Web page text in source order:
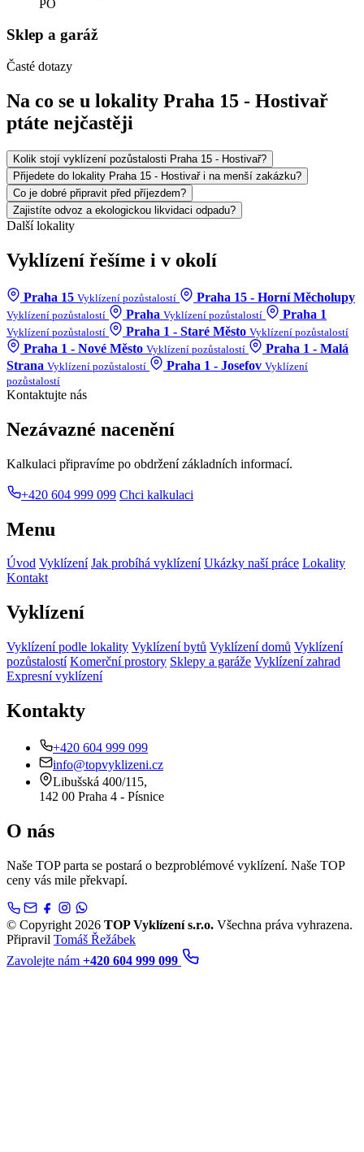
PO
Sklep a garáž
Časté dotazy
Na co se u lokality Praha 15 - Hostivař
ptáte nejčastěji
Kolik stojí vyklízení pozůstalosti Praha 15 - Hostivař?
Přijedete do lokality Praha 15 - Hostivař i na menší zakázku?
Co je dobré připravit před příjezdem?
Zajistíte odvoz a ekologickou likvidaci odpadu?
Další lokality
Vyklízení řešíme i v okolí
Praha 15 Vyklízení pozůstalostí Praha 15 - Horní Měcholupy
Vyklízení pozůstalostí Praha Vyklízení pozůstalostí Praha 1
Vyklízení pozůstalostí Praha 1 - Staré Město Vyklízení pozůstalostí
Praha 1 - Nové Město Vyklízení pozůstalostí
Praha 1 - Malá
Strana Vyklízení pozůstalostí Praha 1 - Josefov Vyklízení
pozůstalostí
Kontaktujte nás
Nezávazné nacenění
Kalkulaci připravíme po obdržení základních informací.
+420 604 999 099 Chci kalkulaci
Menu
Úvod Vyklízení Jak probíhá vyklízení Ukázky naší práce Lokality
Kontakt
Vyklízení
Vyklízení podle lokality Vyklízení bytů Vyklízení domů Vyklízení
pozůstalostí Komerční prostory Sklepy a garáže Vyklízení zahrad
Expresní vyklízení
Kontakty
+420 604 999 099
info@topvyklizeni.cz
Libušská 400/115,
142 00 Praha 4 - Písnice
O nás
Naše TOP parta se postará o bezproblémové vyklízení. Naše TOP
ceny vás mile překvapí.
© Copyright 2026 TOP Vyklízení s.r.o. Všechna práva vyhrazena.
Připravil Tomáš Řežábek
Zavolejte nám +420 604 999 099